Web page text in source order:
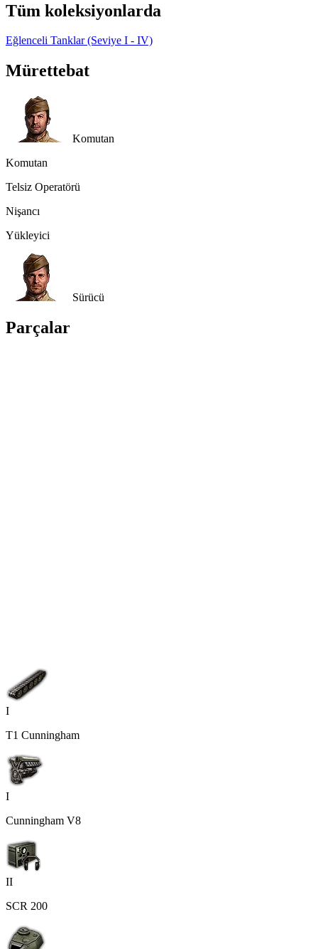
Tüm koleksiyonlarda
Eğlenceli Tanklar (Seviye I - IV)
Mürettebat
Komutan
Komutan
Telsiz Operatörü
Nişancı
Yükleyici
Sürücü
Parçalar
I
T1 Cunningham
I
Cunningham V8
II
SCR 200